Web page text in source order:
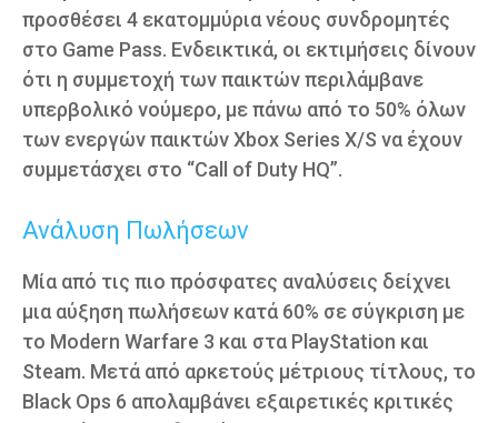
προσθέσει 4 εκατομμύρια νέους συνδρομητές
στο Game Pass. Ενδεικτικά, οι εκτιμήσεις δίνουν
ότι η συμμετοχή των παικτών περιλάμβανε
υπερβολικό νούμερο, με πάνω από το 50% όλων
των ενεργών παικτών Xbox Series X/S να έχουν
συμμετάσχει στο “Call of Duty HQ”.
Ανάλυση Πωλήσεων
Μία από τις πιο πρόσφατες αναλύσεις δείχνει
μια αύξηση πωλήσεων κατά 60% σε σύγκριση με
το Modern Warfare 3 και στα PlayStation και
Steam. Μετά από αρκετούς μέτριους τίτλους, το
Black Ops 6 απολαμβάνει εξαιρετικές κριτικές